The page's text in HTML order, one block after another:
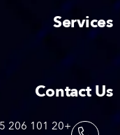
Services
Contact Us
+20 101 206 2255